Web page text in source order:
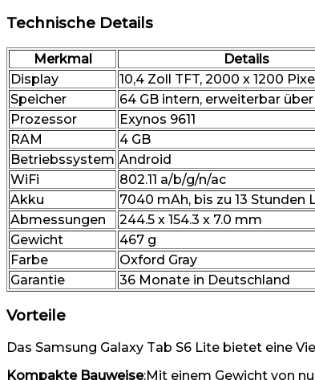
Technische Details
Merkmal
Details
Display
10,4 Zoll TFT, 2000 x 1200
Speicher
64 GB intern, erweiterbar
Prozessor
Exynos 9611
RAM
4 GB
Betriebssystem Android
WiFi
802.11 a/b/g/n/ac
Akku
7040 mAh, bis zu 13 Stunden
Abmessungen
244.5 x 154.3 x 7.0 mm
Gewicht
467 g
Farbe
Oxford Gray
Garantie
36 Monate in Deutschland
Vorteile
Das Samsung Galaxy Tab S6 Lite bietet eine
Kompakte Bauweise:Mit einem Gewicht von